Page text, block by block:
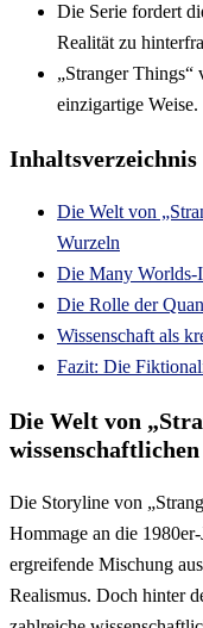
Die Serie fordert
Realität zu
„Stranger Things“
einzigartige Weise.
Inhaltsverzeichnis
Die Welt von
Wurzeln
Die Many Worlds-
Die Rolle der
Wissenschaft als
Fazit: Die
Die Welt von
Die Storyline von
Hommage an die
ergreifende Mischung
Realismus. Doch hinter